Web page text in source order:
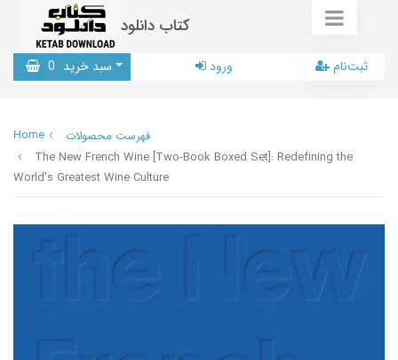
کتاب دانلود
سبد خرید 0 ورود ثبت‌نام
Home
فهرست محصولات
The New French Wine [Two-Book Boxed Set]: Redefining the
World's Greatest Wine Culture